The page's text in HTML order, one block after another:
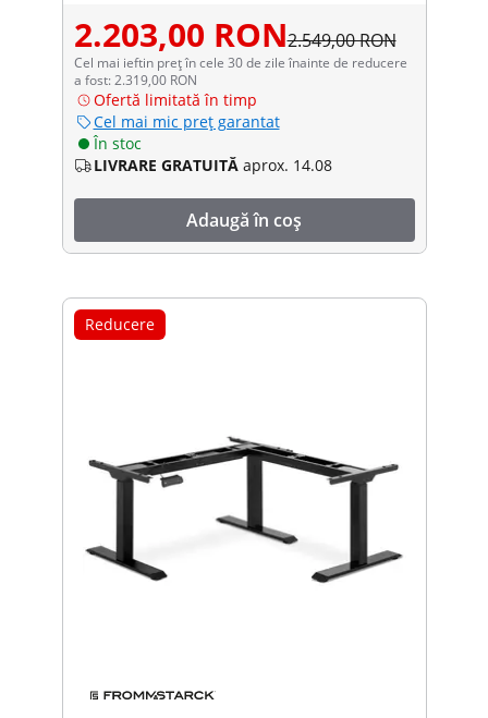
2.203,00 RON2.549,00 RON
Cel mai ieftin preț în cele 30 de zile înainte de reducere
a fost: 2.319,00 RON
Ofertă limitată în timp
Cel mai mic preț garantat
În stoc
LIVRARE GRATUITĂ aprox. 14.08
Adaugă în coș
Reducere